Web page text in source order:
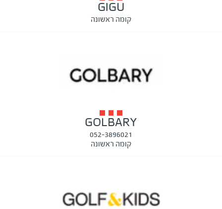
GIGU
קומה ראשונה
GOLBARY
052-3896021
קומה ראשונה